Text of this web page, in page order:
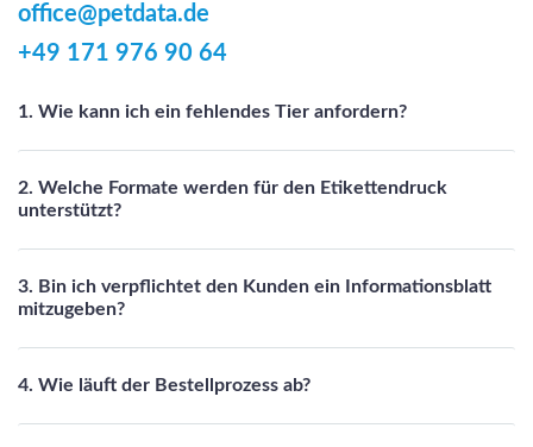
office@petdata.de
+49 171 976 90 64
1. Wie kann ich ein fehlendes Tier anfordern?
2. Welche Formate werden für den Etikettendruck
unterstützt?
3. Bin ich verpflichtet den Kunden ein Informationsblatt
mitzugeben?
4. Wie läuft der Bestellprozess ab?